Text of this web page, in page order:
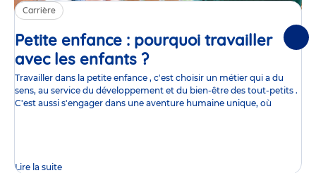
Carrière
Petite enfance : pourquoi travailler
avec les enfants ?Article
Travailler dans la petite enfance , c'est choisir un métier qui a du
sens, au service du développement et du bien-être des tout-petits .
C'est aussi s'engager dans une aventure humaine unique, où
Lire la suite